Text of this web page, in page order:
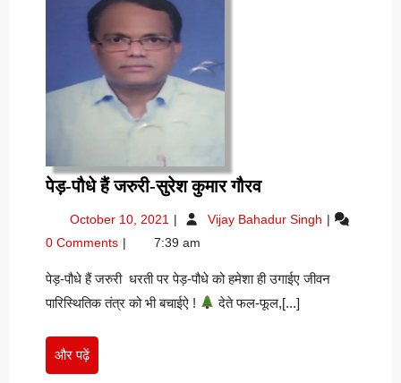
पेड़-पौधे हैं जरुरी-सुरेश कुमार गौरवपेड़-
हैं
सुरेश
गौरव
October 10, 2021 October
2021
Vijay Bahadur Singh पेड़-
0 Comments 7:39 am
पेड़-पौधे हैं जरुरी धरती पर पेड़-पौधे को हमेशा ही उगाईए जीवन
पारिस्थितिक तंत्र को भी बचाईऐ !
देते फल-फूल,[...]
और पढ़ेंऔर
पढ़ें